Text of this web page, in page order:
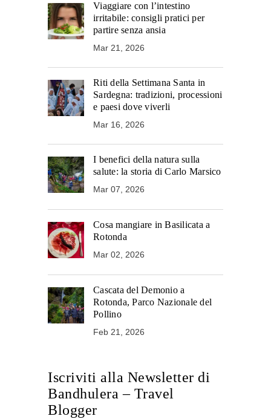
Viaggiare con l’intestino
irritabile: consigli pratici per
partire senza ansia
Mar 21, 2026
Riti della Settimana Santa in
Sardegna: tradizioni, processioni
e paesi dove viverli
Mar 16, 2026
I benefici della natura sulla
salute: la storia di Carlo Marsico
Mar 07, 2026
Cosa mangiare in Basilicata a
Rotonda
Mar 02, 2026
Cascata del Demonio a
Rotonda, Parco Nazionale del
Pollino
Feb 21, 2026
Iscriviti alla Newsletter di
Bandhulera – Travel
Blogger